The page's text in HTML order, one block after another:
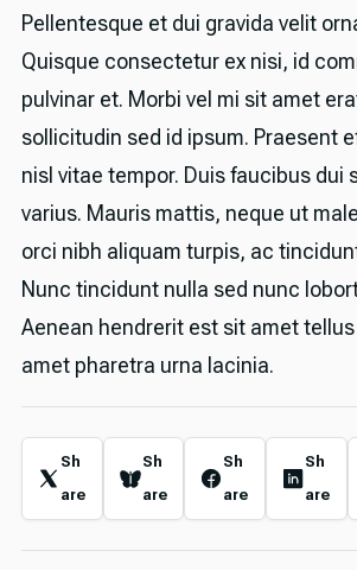
Pellentesque et dui gravida velit
Quisque consectetur ex nisi, id
pulvinar et. Morbi vel mi sit amet
sollicitudin sed id ipsum. Praesent
nisl vitae tempor. Duis faucibus dui
varius. Mauris mattis, neque ut
orci nibh aliquam turpis, ac
Nunc tincidunt nulla sed nunc
Aenean hendrerit est sit amet
amet pharetra urna lacinia.
Sh
are
Sh
are
Sh
are
Sh
are